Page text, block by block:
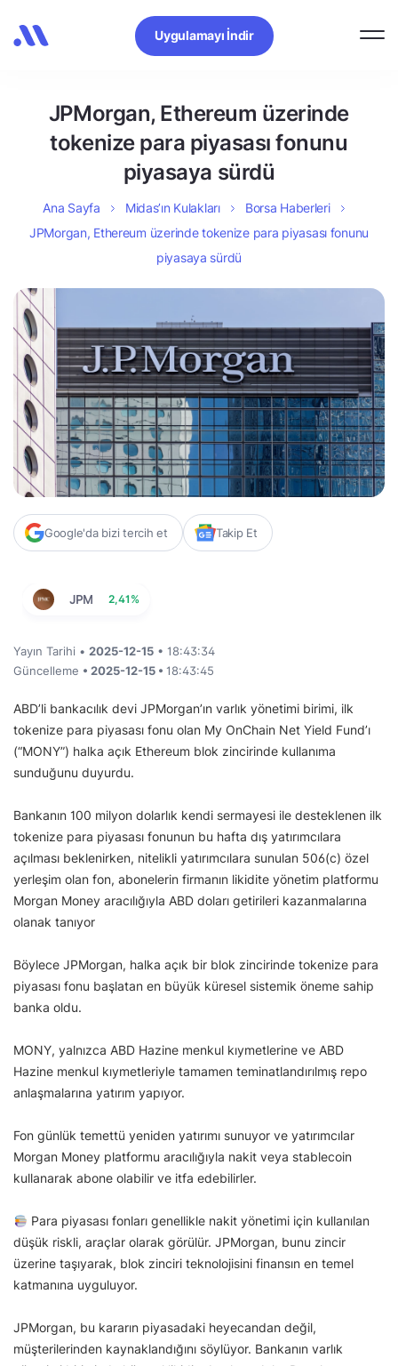
Uygulamayı İndir
JPMorgan, Ethereum üzerinde
tokenize para piyasası fonunu
piyasaya sürdü
Ana Sayfa Midas’ın Kulakları
Borsa Haberleri
JPMorgan, Ethereum üzerinde tokenize para piyasası fonunu
piyasaya sürdü
Google'da bizi tercih et Takip Et
JPM 2,41%
Yayın Tarihi • 2025-12-15 • 18:43:34
Güncelleme • 2025-12-15 • 18:43:45
ABD’li bankacılık devi JPMorgan’ın varlık yönetimi birimi, ilk
tokenize para piyasası fonu olan My OnChain Net Yield Fund’ı
(“MONY”) halka açık Ethereum blok zincirinde kullanıma
sunduğunu duyurdu.
Bankanın 100 milyon dolarlık kendi sermayesi ile desteklenen ilk
tokenize para piyasası fonunun bu hafta dış yatırımcılara
açılması beklenirken, nitelikli yatırımcılara sunulan 506(c) özel
yerleşim olan fon, abonelerin firmanın likidite yönetim platformu
Morgan Money aracılığıyla ABD doları getirileri kazanmalarına
olanak tanıyor
Böylece JPMorgan, halka açık bir blok zincirinde tokenize para
piyasası fonu başlatan en büyük küresel sistemik öneme sahip
banka oldu.
MONY, yalnızca ABD Hazine menkul kıymetlerine ve ABD
Hazine menkul kıymetleriyle tamamen teminatlandırılmış repo
anlaşmalarına yatırım yapıyor.
Fon günlük temettü yeniden yatırımı sunuyor ve yatırımcılar
Morgan Money platformu aracılığıyla nakit veya stablecoin
kullanarak abone olabilir ve itfa edebilirler.
Para piyasası fonları genellikle nakit yönetimi için kullanılan
düşük riskli, araçlar olarak görülür. JPMorgan, bunu zincir
üzerine taşıyarak, blok zinciri teknolojisini finansın en temel
katmanına uyguluyor.
JPMorgan, bu kararın piyasadaki heyecandan değil,
müşterilerinden kaynaklandığını söylüyor. Bankanın varlık